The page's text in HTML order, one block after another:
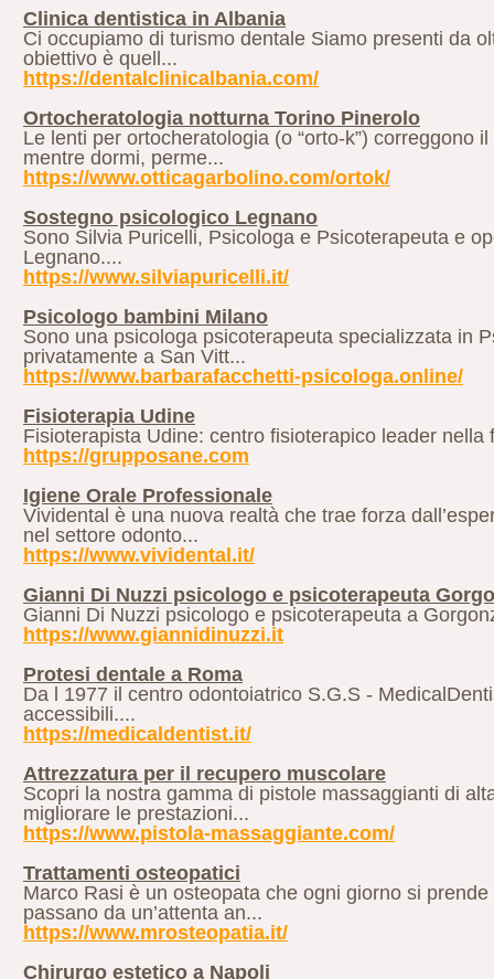
Clinica dentistica in Albania
Ci occupiamo di turismo dentale Siamo presenti da
obiettivo è quell...
https://dentalclinicalbania.com/
Ortocheratologia notturna Torino Pinerolo
Le lenti per ortocheratologia (o “orto-k”)
mentre dormi, perme...
https://www.otticagarbolino.com/ortok/
Sostegno psicologico Legnano
Sono Silvia Puricelli, Psicologa e Psicoterapeuta e
Legnano....
https://www.silviapuricelli.it/
Psicologo bambini Milano
Sono una psicologa psicoterapeuta specializzata in
privatamente a San Vitt...
https://www.barbarafacchetti-psicologa.online/
Fisioterapia Udine
Fisioterapista Udine: centro fisioterapico leader nella
https://grupposane.com
Igiene Orale Professionale
Vividental è una nuova realtà che trae forza
nel settore odonto...
https://www.vividental.it/
Gianni Di Nuzzi psicologo e psicoterapeuta
Gianni Di Nuzzi psicologo e psicoterapeuta a
https://www.giannidinuzzi.it
Protesi dentale a Roma
Da l 1977 il centro odontoiatrico S.G.S -
accessibili....
https://medicaldentist.it/
Attrezzatura per il recupero muscolare
Scopri la nostra gamma di pistole massaggianti di
migliorare le prestazioni...
https://www.pistola-massaggiante.com/
Trattamenti osteopatici
Marco Rasi è un osteopata che ogni giorno si
passano da un’attenta an...
https://www.mrosteopatia.it/
Chirurgo estetico a Napoli